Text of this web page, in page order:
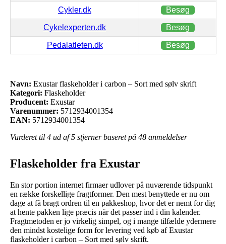
Cykler.dk Besøg
Cykelexperten.dk Besøg
Pedalatleten.dk Besøg
Navn: Exustar flaskeholder i carbon – Sort med sølv skrift
Kategori: Flaskeholder
Producent: Exustar
Varenummer: 5712934001354
EAN: 5712934001354
Vurderet til 4 ud af 5 stjerner baseret på 48 anmeldelser
Flaskeholder fra Exustar
En stor portion internet firmaer udlover på nuværende tidspunkt
en række forskellige fragtformer. Den mest benyttede er nu om
dage at få bragt ordren til en pakkeshop, hvor det er nemt for dig
at hente pakken lige præcis når det passer ind i din kalender.
Fragtmetoden er jo virkelig simpel, og i mange tilfælde ydermere
den mindst kostelige form for levering ved køb af Exustar
flaskeholder i carbon – Sort med sølv skrift.